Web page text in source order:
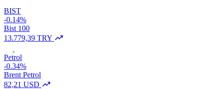
BIST
-0.14%
Bist 100
13.779,39 TRY
Petrol
-0.34%
Brent Petrol
82,21 USD